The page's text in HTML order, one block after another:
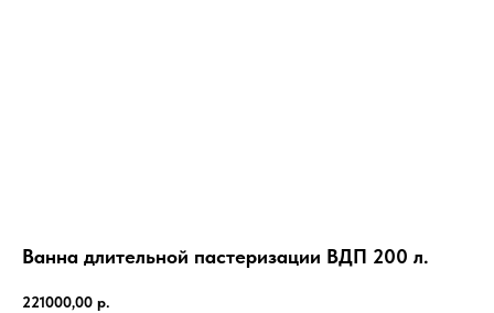
Ванна длительной пастеризации ВДП 200 л.
221000,00 р.